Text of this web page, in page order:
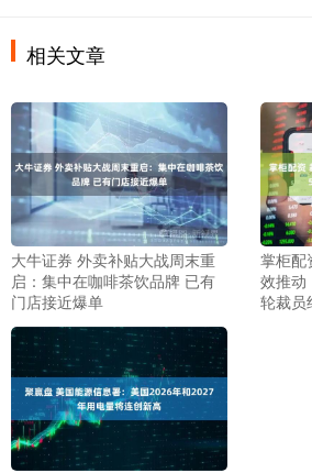
相关文章
大牛证券 外卖补贴大战周末重
启：集中在咖啡茶饮品牌 已有
门店接近爆单
掌柜配
效推动
轮裁员